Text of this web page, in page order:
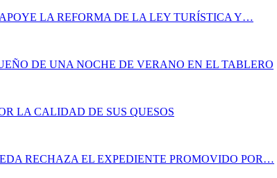
LA REFORMA DE LA LEY TURÍSTICA Y…
DE UNA NOCHE DE VERANO EN EL TABLERO
LA CALIDAD DE SUS QUESOS
RECHAZA EL EXPEDIENTE PROMOVIDO POR…